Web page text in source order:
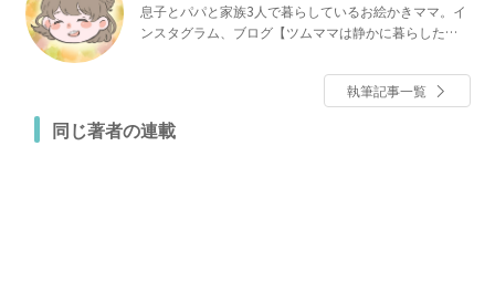
息子とパパと家族3人で暮らしているお絵かきママ。イ
ンスタグラム、ブログ【ツムママは静かに暮らした
執筆記事一覧
同じ著者の連載